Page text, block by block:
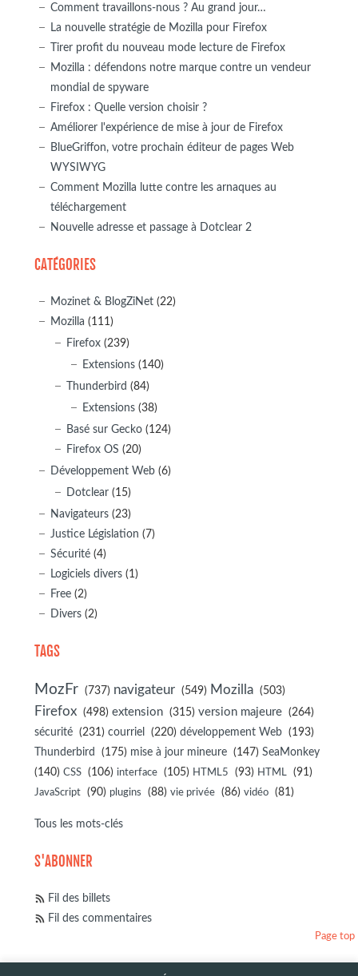
Comment travaillons-nous ? Au grand jour…
La nouvelle stratégie de Mozilla pour Firefox
Tirer profit du nouveau mode lecture de Firefox
Mozilla : défendons notre marque contre un vendeur
mondial de spyware
Firefox : Quelle version choisir ?
Améliorer l'expérience de mise à jour de Firefox
BlueGriffon, votre prochain éditeur de pages Web
WYSIWYG
Comment Mozilla lutte contre les arnaques au
téléchargement
Nouvelle adresse et passage à Dotclear 2
CATÉGORIES
Mozinet & BlogZiNet (22)
Mozilla (111)
Firefox (239)
Extensions (140)
Thunderbird (84)
Extensions (38)
Basé sur Gecko (124)
Firefox OS (20)
Développement Web (6)
Dotclear (15)
Navigateurs (23)
Justice Législation (7)
Sécurité (4)
Logiciels divers (1)
Free (2)
Divers (2)
TAGS
MozFr (737) navigateur (549) Mozilla (503)
Firefox (498) extension (315) version majeure (264)
sécurité (231) courriel (220) développement Web (193)
Thunderbird (175) mise à jour mineure (147) SeaMonkey
(140) CSS (106) interface (105) HTML5 (93) HTML (91)
JavaScript (90) plugins (88) vie privée (86) vidéo (81)
Tous les mots-clés
S'ABONNER
Fil des billets
Fil des commentaires
Page top